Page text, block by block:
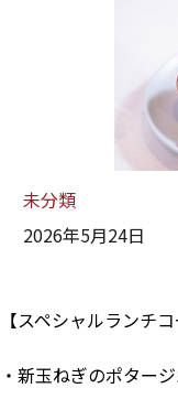
未分類
2026年5月24日
【スペシャルランチ
・新玉ねぎのポタージ